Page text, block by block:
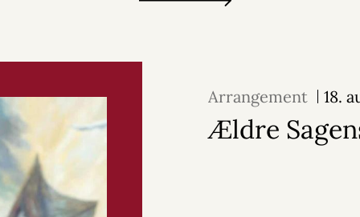
Arrangement 18.
Ældre